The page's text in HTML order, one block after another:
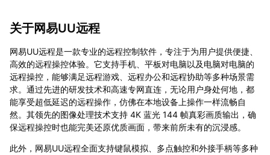
关于网易UU远程
网易UU远程是一款专业的远程控制软件，专注于为用户提供便捷、
高效的远程操控体验。它支持手机、平板对电脑以及电脑对电脑的
远程操控，能够满足远程游戏、远程办公和远程协助等多种场景需
求。通过先进的研发技术和高速专网直连，无论用户身处何地，都
能享受超低延迟的远程操作，仿佛在本地设备上操作一样流畅自
然。其领先的图像处理技术支持 4K 蓝光 144 帧真彩画质输出，确
保远程操控时也能完美还原优质画面，带来前所未有的沉浸感。
此外，网易UU远程全面支持键鼠模拟、多点触控和外接手柄等多种